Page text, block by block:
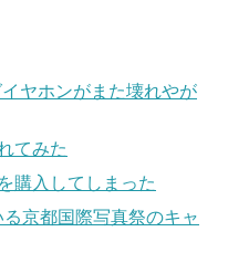
ヤホンがまた壊れやが
てみた
購入してしまった
京都国際写真祭のキャ